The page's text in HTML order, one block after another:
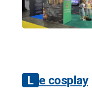
Le cosplay